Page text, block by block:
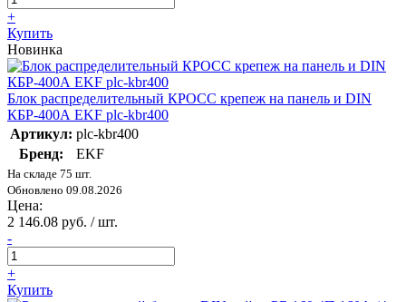
+
Купить
Новинка
Блок распределительный КРОСС крепеж на панель и DIN
КБР-400А EKF plc-kbr400
Артикул: plc-kbr400
Бренд:
EKF
На складе 75 шт.
Обновлено 09.08.2026
Цена:
2 146.08 руб. / шт.
-
+
Купить